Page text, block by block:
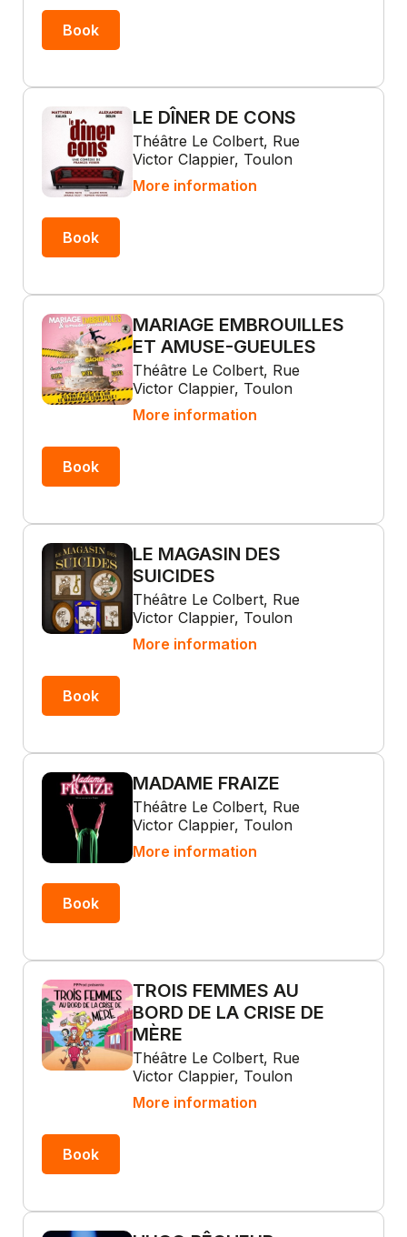
Book
LE DÎNER DE CONS
Théâtre Le Colbert, Rue
Victor Clappier, Toulon
More information
Book
MARIAGE EMBROUILLES
ET AMUSE-GUEULES
Théâtre Le Colbert, Rue
Victor Clappier, Toulon
More information
Book
LE MAGASIN DES
SUICIDES
Théâtre Le Colbert, Rue
Victor Clappier, Toulon
More information
Book
MADAME FRAIZE
Théâtre Le Colbert, Rue
Victor Clappier, Toulon
More information
Book
TROIS FEMMES AU
BORD DE LA CRISE DE
MÈRE
Théâtre Le Colbert, Rue
Victor Clappier, Toulon
More information
Book